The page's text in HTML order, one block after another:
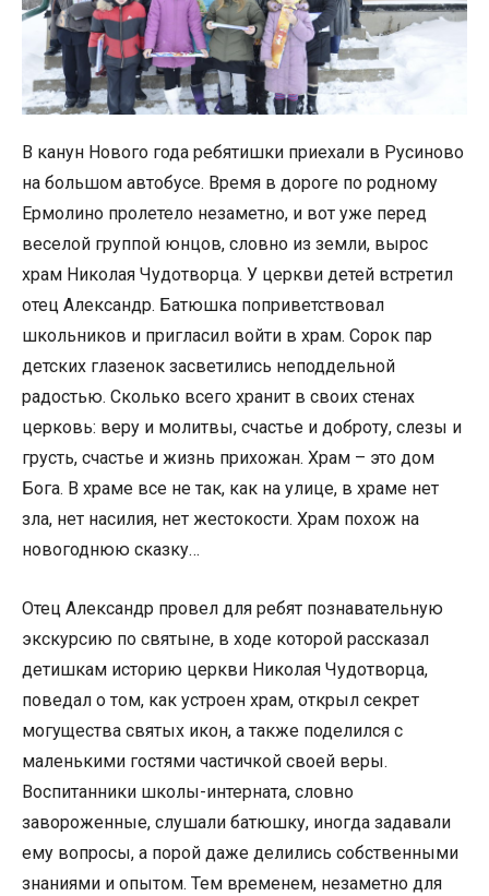
В канун Нового года ребятишки приехали в Русиново
на большом автобусе. Время в дороге по родному
Ермолино пролетело незаметно, и вот уже перед
веселой группой юнцов, словно из земли, вырос
храм Николая Чудотворца. У церкви детей встретил
отец Александр. Батюшка поприветствовал
школьников и пригласил войти в храм. Сорок пар
детских глазенок засветились неподдельной
радостью. Сколько всего хранит в своих стенах
церковь: веру и молитвы, счастье и доброту, слезы и
грусть, счастье и жизнь прихожан. Храм – это дом
Бога. В храме все не так, как на улице, в храме нет
зла, нет насилия, нет жестокости. Храм похож на
новогоднюю сказку…
Отец Александр провел для ребят познавательную
экскурсию по святыне, в ходе которой рассказал
детишкам историю церкви Николая Чудотворца,
поведал о том, как устроен храм, открыл секрет
могущества святых икон, а также поделился с
маленькими гостями частичкой своей веры.
Воспитанники школы-интерната, словно
завороженные, слушали батюшку, иногда задавали
ему вопросы, а порой даже делились собственными
знаниями и опытом. Тем временем, незаметно для